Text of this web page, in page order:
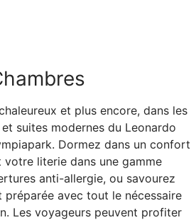
et plus encore, dans les
suites modernes du Leonardo
Dormez dans un confort
votre literie dans une gamme
anti-allergie, ou savourez
préparée avec tout le nécessaire
Les voyageurs peuvent profiter